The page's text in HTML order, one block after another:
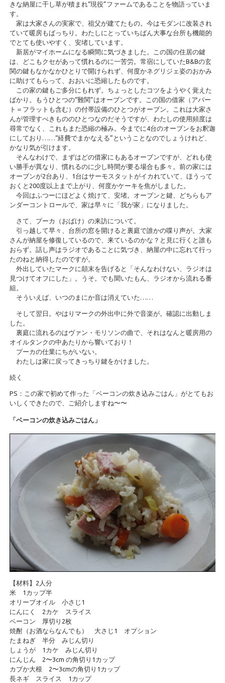
きな納屋に干し草が積まれ“現役”ファームであることを物語っていま
す。
家は大家さんの実家で、祖父が建てたもの。今はモダンに改装され
ていて暖房もばっちり。わたしにとっていちばん大事な台所も機能的
でとても使いやすく、安堵しています。
新居がマイホームになる瞬間に気づきました。この国の住居の鍵
は、どこもクセがあって慣れるのに一苦労。常宿にしていたB&Bの玄
関の鍵もなかなかひとりで開けられず、何度かネグリジェ姿のおかみ
に助けてもらって、おおいに恐縮したものです。
この家の鍵もご多分にもれず。ちょっとしたコツをようやく覚えた
ばかり。もうひとつの“難関”はオーブンです。この国の借家（アパー
ト＝フラットも含む）の付帯設備のひとつがオーブン。これは大家さ
んが管理すべきもののひとつなのだそうですが、わたしの使用頻度は
尋常でなく、これもまた恐縮の極み。今までに4台のオーブンをお釈迦
にしており……“経費でまかなえる”ということなのでしょうけれど、
かなり気が引けます。
そんなわけで、まずはどの借家にもあるオーブンですが、どれも使
い勝手が異なり、慣れるのに少し時間が要る場合も多々。前の家には
オーブンが2台あり、1台はサーモスタットがイカれていて、ほうって
おくと200度以上まで上がり、何度かケーキを焦がしました。
今回はふつーにほどよく焼けて、安堵。オーブンと鍵、どちらもア
ンダーコントロールで、家は早々に「我が家」になりました。
さて、プーカ（おばけ）の来訪について。
引っ越して早々、台所の窓を開けると裏庭で誰かの喋り声が。大家
さんが納屋を修復しているので、来ているのかな？と見に行くと誰も
おらず。話し声はラジオであることに気づき、納屋の中に忘れて行っ
たのねと納得したのですが。
外出していたマークに顛末を告げると「そんなわけない、ラジオは
見つけてオフにした」。うそ。でも聞いたもん、ラジオから流れる番
組。
そういえば、いつのまにか音は消えていた……
そして翌日。やはりマークの外出中に外で音楽が。確認に出動しま
した。
裏庭に流れるのはヴァン・モリソンの曲で、それはなんと暖房用の
オイルタンクの中あたりから響いており！
プーカの仕業にちがいない。
わたしは家に戻ってきっちり鍵をかけました。
続く
PS：この家で初めて作った「ベーコンの炊き込みごはん」がとてもお
いしくできたので、ご紹介しますね〜〜
「ベーコンの炊き込みごはん」
【材料】2人分
米 1カップ半
オリーブオイル 小さじ1
にんにく 2カケ スライス
ベーコン 厚切り2枚
焼酎（お酒ならなんでも） 大さじ1 オプション
たまねぎ 半分 みじん切り
しょうが 1カケ みじん切り
にんじん 2〜3cm の角切り1カップ
カブか大根 2〜3cmの角切り1カップ
長ネギ スライス 1カップ